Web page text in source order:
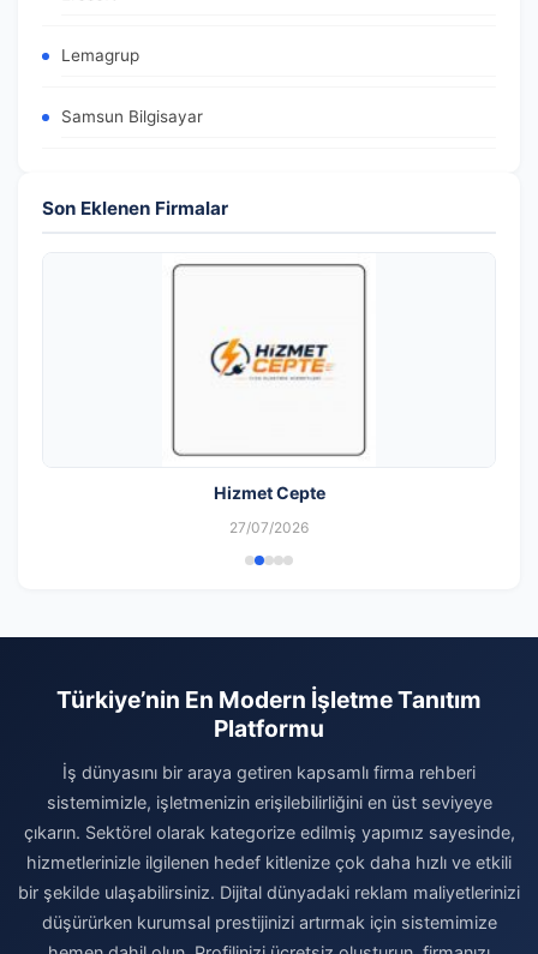
Lemagrup
Samsun Bilgisayar
Son Eklenen Firmalar
Hizmet Cepte
27/07/2026
Türkiye’nin En Modern İşletme Tanıtım
Platformu
İş dünyasını bir araya getiren kapsamlı firma rehberi
sistemimizle, işletmenizin erişilebilirliğini en üst seviyeye
çıkarın. Sektörel olarak kategorize edilmiş yapımız sayesinde,
hizmetlerinizle ilgilenen hedef kitlenize çok daha hızlı ve etkili
bir şekilde ulaşabilirsiniz. Dijital dünyadaki reklam maliyetlerinizi
düşürürken kurumsal prestijinizi artırmak için sistemimize